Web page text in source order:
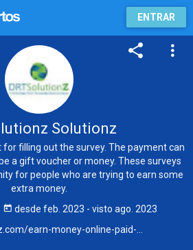
ENTRAR
Solutionz
filling out the survey. The payment can
a gift voucher or money. These surveys
for people who are trying to earn some
extra money.
desde feb. 2023 - visto ago. 2023
earn-money-online-paid-...